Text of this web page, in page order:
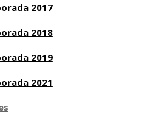
2017
2018
2019
2021